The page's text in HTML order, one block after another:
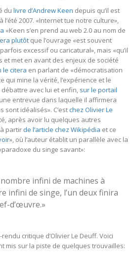
du livre d’Andrew Keen depuis qu’il est
2007. «Internet tue notre culture»,
«Keen s’en prend au web 2.0 au nom de
plutôt que l’ouvrage «est souvent
excessif ou caricatural», mais «qu’il
et met en avant des enjeux de société
le citera en parlant de «démocratisation
qui mine la vérité, l’expérience et le
débattre avec lui et enfin, sur le portail
entrevue dans laquelle il affirmera
sont idéalisés». C’estchez Olivier Le
après avoir lu quelques autres
partir de l’article chez Wikipédia et ce
», où l’auteur établit un parallèle avec la
du singe savant»:
infini de machines à
infini de singe, l’un deux finira
d’œuvre.»
critique d’Olivier Le Deuff. Voici
mis sur la piste de quelques trouvailles: